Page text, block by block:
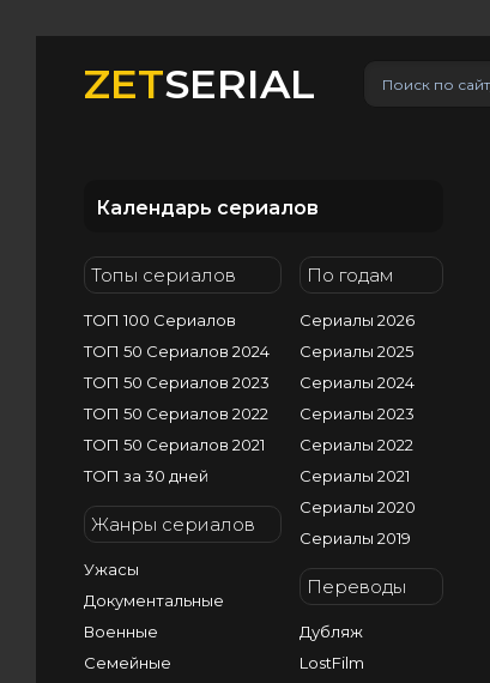
ZETSERIAL
Календарь сериалов
Топы сериалов
ТОП 100 Сериалов
ТОП 50 Сериалов 2024
ТОП 50 Сериалов 2023
ТОП 50 Сериалов 2022
ТОП 50 Сериалов 2021
ТОП за 30 дней
Жанры сериалов
Ужасы
Документальные
Военные
Семейные
По годам
Сериалы 2026
Сериалы 2025
Сериалы 2024
Сериалы 2023
Сериалы 2022
Сериалы 2021
Сериалы 2020
Сериалы 2019
Переводы
Дубляж
LostFilm